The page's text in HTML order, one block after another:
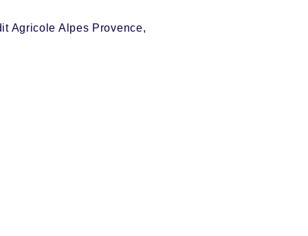
Agricole Alpes Provence,